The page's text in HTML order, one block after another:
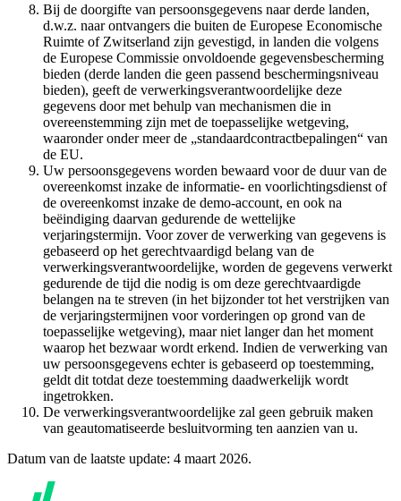
Bij de doorgifte van persoonsgegevens naar derde landen,
d.w.z. naar ontvangers die buiten de Europese Economische
Ruimte of Zwitserland zijn gevestigd, in landen die volgens
de Europese Commissie onvoldoende gegevensbescherming
bieden (derde landen die geen passend beschermingsniveau
bieden), geeft de verwerkingsverantwoordelijke deze
gegevens door met behulp van mechanismen die in
overeenstemming zijn met de toepasselijke wetgeving,
waaronder onder meer de „standaardcontractbepalingen“ van
de EU.
Uw persoonsgegevens worden bewaard voor de duur van de
overeenkomst inzake de informatie- en voorlichtingsdienst of
de overeenkomst inzake de demo-account, en ook na
beëindiging daarvan gedurende de wettelijke
verjaringstermijn. Voor zover de verwerking van gegevens is
gebaseerd op het gerechtvaardigd belang van de
verwerkingsverantwoordelijke, worden de gegevens verwerkt
gedurende de tijd die nodig is om deze gerechtvaardigde
belangen na te streven (in het bijzonder tot het verstrijken van
de verjaringstermijnen voor vorderingen op grond van de
toepasselijke wetgeving), maar niet langer dan het moment
waarop het bezwaar wordt erkend. Indien de verwerking van
uw persoonsgegevens echter is gebaseerd op toestemming,
geldt dit totdat deze toestemming daadwerkelijk wordt
ingetrokken.
De verwerkingsverantwoordelijke zal geen gebruik maken
van geautomatiseerde besluitvorming ten aanzien van u.
Datum van de laatste update: 4 maart 2026.